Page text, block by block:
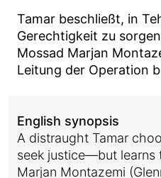
Tamar beschließt, in
Gerechtigkeit zu
Mossad Marjan
Leitung der Operation
English synopsis
A distraught Tamar
seek justice—but learns
Marjan Montazemi